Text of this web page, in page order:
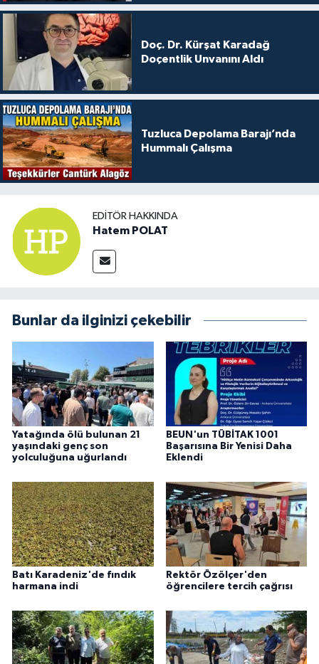
Doç. Dr. Kürşat Karadağ
Doçentlik Unvanını Aldı
Tuzluca Depolama Barajı’nda
Hummalı Çalışma
EDITÖR HAKKINDA
Hatem POLAT
Bunlar da ilginizi çekebilir
Yatağında ölü bulunan 21
yaşındaki genç son
yolculuğuna uğurlandı
BEUN'un TÜBİTAK 1001
Başarısına Bir Yenisi Daha
Eklendi
Batı Karadeniz'de fındık
harmana indi
Rektör Özölçer'den
öğrencilere tercih çağrısı